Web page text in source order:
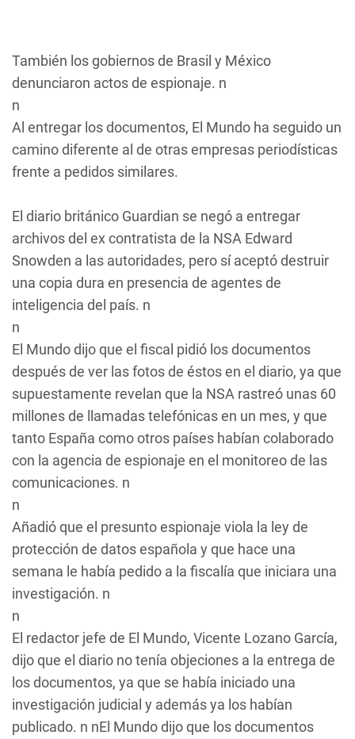
También los gobiernos de Brasil y México
denunciaron actos de espionaje. n
n
Al entregar los documentos, El Mundo ha seguido un
camino diferente al de otras empresas periodísticas
frente a pedidos similares.
El diario británico Guardian se negó a entregar
archivos del ex contratista de la NSA Edward
Snowden a las autoridades, pero sí aceptó destruir
una copia dura en presencia de agentes de
inteligencia del país. n
n
El Mundo dijo que el fiscal pidió los documentos
después de ver las fotos de éstos en el diario, ya que
supuestamente revelan que la NSA rastreó unas 60
millones de llamadas telefónicas en un mes, y que
tanto España como otros países habían colaborado
con la agencia de espionaje en el monitoreo de las
comunicaciones. n
n
Añadió que el presunto espionaje viola la ley de
protección de datos española y que hace una
semana le había pedido a la fiscalía que iniciara una
investigación. n
n
El redactor jefe de El Mundo, Vicente Lozano García,
dijo que el diario no tenía objeciones a la entrega de
los documentos, ya que se había iniciado una
investigación judicial y además ya los habían
publicado. n nEl Mundo dijo que los documentos